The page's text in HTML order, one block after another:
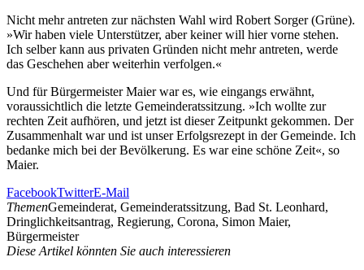
Nicht mehr antreten zur nächsten Wahl wird Robert Sorger (Grüne).
»Wir haben viele Unterstützer, aber keiner will hier vorne stehen.
Ich selber kann aus privaten Gründen nicht mehr antreten, werde
das Geschehen aber weiterhin verfolgen.«
Und für Bürgermeister Maier war es, wie eingangs erwähnt,
voraussichtlich die letzte Gemeinderatssitzung. »Ich wollte zur
rechten Zeit aufhören, und jetzt ist dieser Zeitpunkt gekommen. Der
Zusammenhalt war und ist unser Erfolgsrezept in der Gemeinde. Ich
bedanke mich bei der Bevölkerung. Es war eine schöne Zeit«, so
Maier.
FacebookTwitterE-Mail
ThemenGemeinderat, Gemeinderatssitzung, Bad St. Leonhard,
Dringlichkeitsantrag, Regierung, Corona, Simon Maier,
Bürgermeister
Diese Artikel könnten Sie auch interessieren